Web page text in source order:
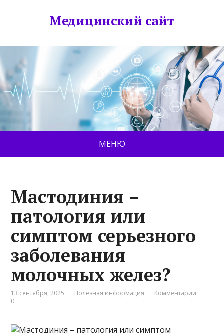
Медицинский сайт
МЕНЮ
Мастодиния –
патология или
симптом серьезного
заболевания
молочных желез?
13 сентября, 2025 Полезная информация
Комментарии:
0